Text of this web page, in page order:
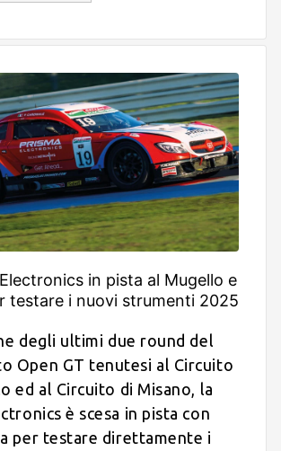
in pista al Mugello e
testare i nuovi strumenti 2025
degli ultimi due round del
Open GT tenutesi al Circuito
ed al Circuito di Misano, la
è scesa in pista con
per testare direttamente i